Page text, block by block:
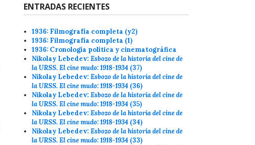
ENTRADAS RECIENTES
1936: Filmografía completa (y2)
1936: Filmografía completa (1)
1936: Cronología política y cinematográfica
Nikolay Lebedev:Esbozo de la historia del cine de
la URSS. El cine mudo: 1918-1934 (37)
Nikolay Lebedev:Esbozo de la historia del cine de
la URSS. El cine mudo: 1918-1934 (36)
Nikolay Lebedev:Esbozo de la historia del cine de
la URSS. El cine mudo: 1918-1934 (35)
Nikolay Lebedev:Esbozo de la historia del cine de
la URSS. El cine mudo: 1918-1934 (34)
Nikolay Lebedev:Esbozo de la historia del cine de
la URSS. El cine mudo: 1918-1934 (33)